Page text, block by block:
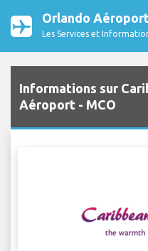
Orlando
Les Services et
Informations sur
Aéroport - MCO